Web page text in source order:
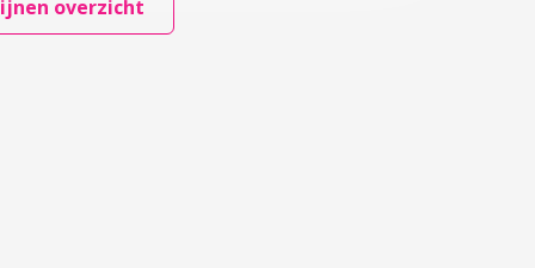
overzicht